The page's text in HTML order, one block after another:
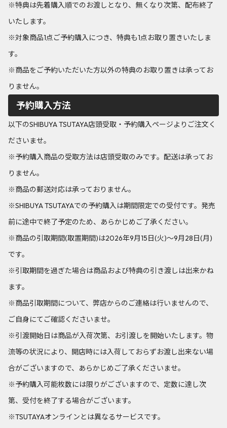
※特典は先着購入順でのお渡しとなり、無くなり次第、配布終了
いたします。
※対象商品1点ご予約購入につき、特典も1点お取り置きいたしま
す。
※商品をご予約いただいた方以外の特典のお取り置きは承ってお
りません。
予約購入方法
以下のSHIBUYA TSUTAYA店頭受取・予約購入ページよりご注文く
ださいませ。
※予約購入商品の受取方法は店頭受取のみです。配送は承ってお
りません。
※商品の郵送対応は承っておりません。
※SHIBUYA TSUTAYAでの予約購入は期間限定での受付です。発売
前に途中で終了予定のため、あらかじめご了承ください。
※商品の引取期間(取置期間)は2026年9月15日(火)～9月28日(月)
です。
※引取期間を過ぎた場合は商品および特典の引き渡しは出来かね
ます。
※商品引取期間について、弊店からのご連絡は行いませんので、
ご自身にてご確認くださいませ。
※引渡開始日は商品が入荷次第、お引渡しを開始いたします。物
流等の状況により、開店時には入荷しておらずお渡し出来ない場
合がございますので、あらかじめご了承くださいませ。
※予約購入可能枚数には限りがございますので、定数に達し次
第、受付を終了する場合がございます。
※TSUTAYAオンラインとは異なるサービスです。